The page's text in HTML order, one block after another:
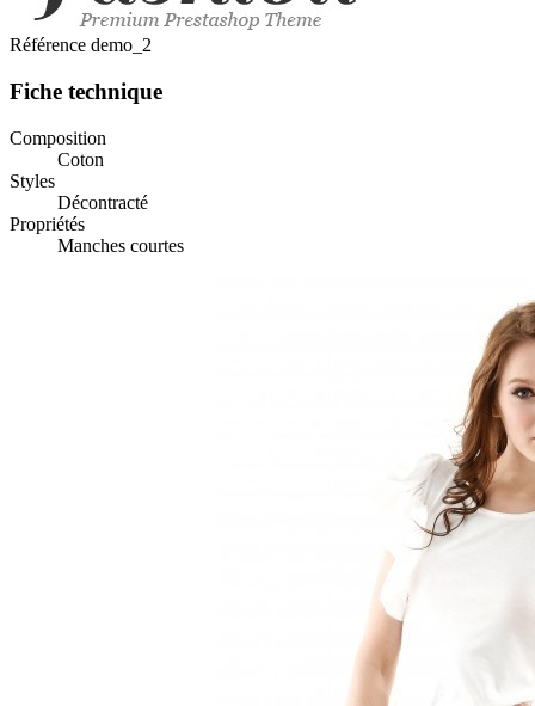
Référence demo_2
Fiche technique
Composition
Coton
Styles
Décontracté
Propriétés
Manches courtes